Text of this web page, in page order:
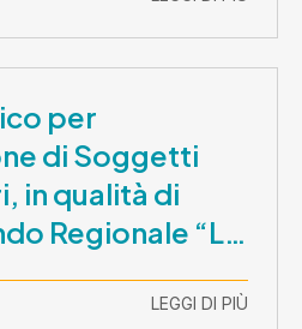
per
di Soggetti
in qualità di
Regionale “La
Giovani 2026”
LEGGI DI PIÙ